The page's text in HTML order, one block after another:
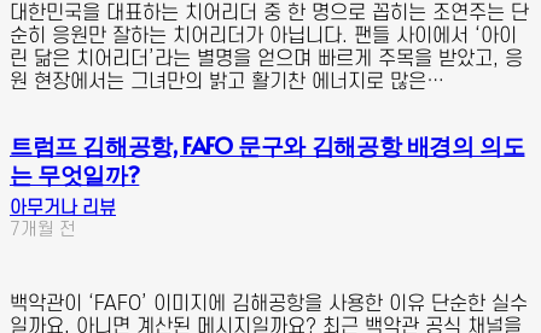
대한민국을 대표하는 치어리더 중 한 명으로 꼽히는 조연주는 단
순히 응원만 잘하는 치어리더가 아닙니다. 팬들 사이에서 ‘아이
린 닮은 치어리더’라는 별명을 얻으며 빠르게 주목을 받았고, 응
원 현장에서는 그녀만의 밝고 활기찬 에너지로 많은…
트럼프 김해공항, FAFO 문구와 김해공항 배경의 의도
는 무엇일까?
아무거나 리뷰
7개월 전
백악관이 ‘FAFO’ 이미지에 김해공항을 사용한 이유 단순한 실수
일까요, 아니면 계산된 메시지일까요? 최근 백악관 공식 채널을